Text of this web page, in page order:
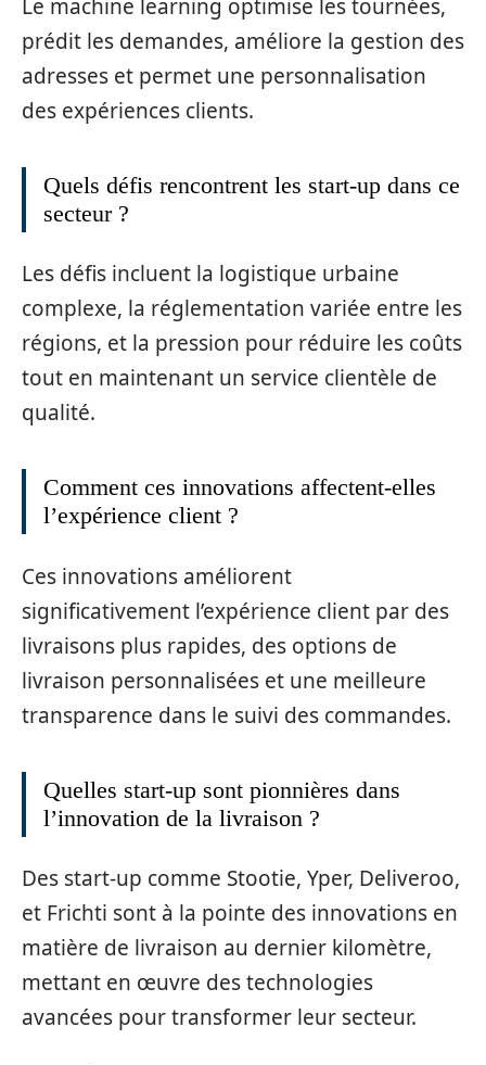
Le machine learning optimise les tournées,
prédit les demandes, améliore la gestion des
adresses et permet une personnalisation
des expériences clients.
Quels défis rencontrent les start-up dans ce
secteur ?
Les défis incluent la logistique urbaine
complexe, la réglementation variée entre les
régions, et la pression pour réduire les coûts
tout en maintenant un service clientèle de
qualité.
Comment ces innovations affectent-elles
l’expérience client ?
Ces innovations améliorent
significativement l’expérience client par des
livraisons plus rapides, des options de
livraison personnalisées et une meilleure
transparence dans le suivi des commandes.
Quelles start-up sont pionnières dans
l’innovation de la livraison ?
Des start-up comme Stootie, Yper, Deliveroo,
et Frichti sont à la pointe des innovations en
matière de livraison au dernier kilomètre,
mettant en œuvre des technologies
avancées pour transformer leur secteur.